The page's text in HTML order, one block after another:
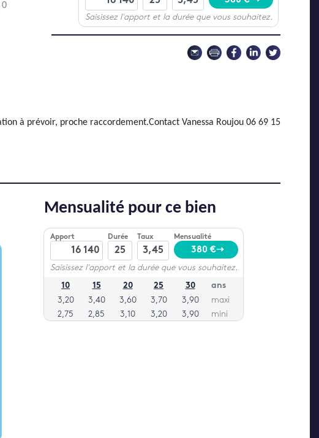
0
à prévoir, proche raccordement.Contact Vanessa Roujou 06 69 15
Mensualité pour ce bien